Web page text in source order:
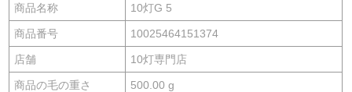
商品名称 10灯G 5
商品番号 10025464151374
店舗 10灯専門店
商品の毛の重さ 500.00 g